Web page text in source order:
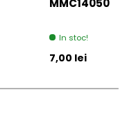
MMC14050
In stoc!
Pret initial
7,00 lei